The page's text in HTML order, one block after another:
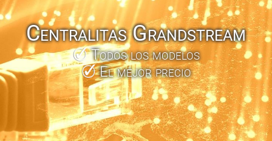
Centralitas Grandstream
Todos los modelos
El mejor precio